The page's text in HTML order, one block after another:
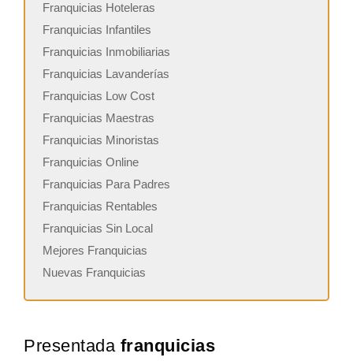
Franquicias Hoteleras
Franquicias Infantiles
Franquicias Inmobiliarias
Franquicias Lavanderías
Franquicias Low Cost
Franquicias Maestras
Franquicias Minoristas
Franquicias Online
Franquicias Para Padres
Franquicias Rentables
Franquicias Sin Local
Mejores Franquicias
Nuevas Franquicias
Presentada franquicias